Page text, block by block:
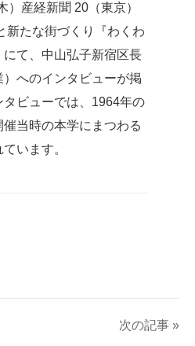
産経新聞 20（東京）
新たな街づくり『わくわ
にて、中山弘子新宿区長
）へのインタビューが掲
ビューでは、1964年の
当時の本学にまつわる
います。
次の記事 »